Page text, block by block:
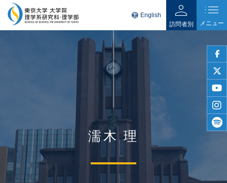
twitter
language English person
訪問者別
list
メニュー
濡木 理